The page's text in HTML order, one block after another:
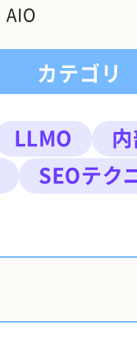
AIO
カテゴリ
LLMO
SEOテク